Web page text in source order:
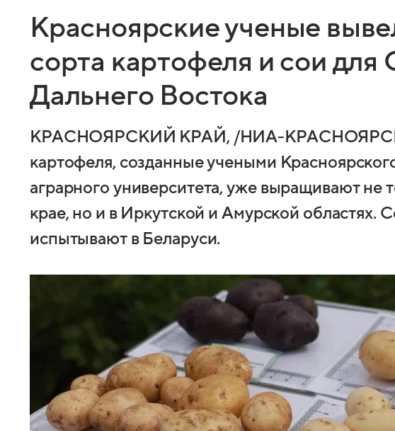
Красноярские ученые
сорта картофеля и сои для
Дальнего Востока
КРАСНОЯРСКИЙ КРАЙ, /НИА-КРАСНОЯРСК/
картофеля, созданные учеными
аграрного университета, уже выращивают не
крае, но и в Иркутской и Амурской областях.
испытывают в Беларуси.